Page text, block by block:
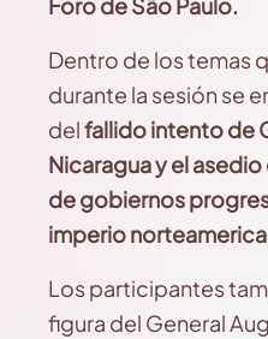
Dentro de los temas
durante la sesión se
delfallido intento de
Nicaragua y el
de gobiernos
imperio
Los participantes
figura del General